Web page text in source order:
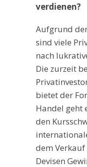
verdienen?
Aufgrund
sind viele
nach
Die zurzeit
bietet der
Handel geht
den
dem
Devisen